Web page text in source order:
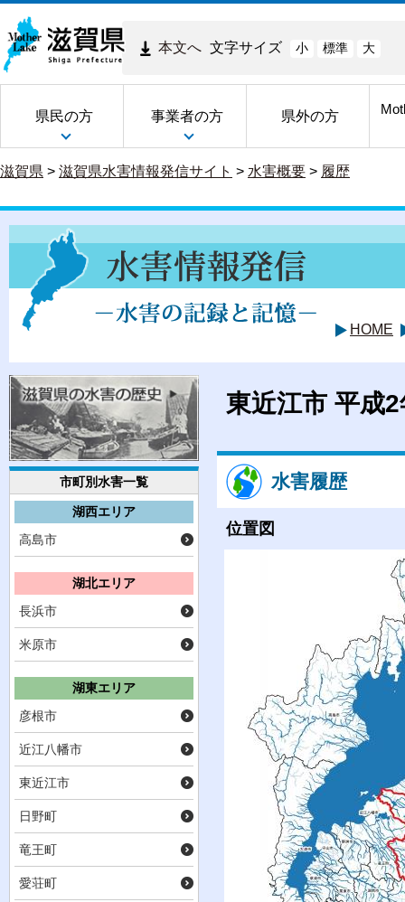
本文へ 文字サイズ 小 標準 大
県民の方 事業者の方 県外の方
滋賀県 > 滋賀県水害情報発信サイト > 水害概要 > 履歴
HOME
市町別水害一覧
湖西エリア
高島市
湖北エリア
長浜市
米原市
湖東エリア
彦根市
近江八幡市
東近江市
日野町
竜王町
愛荘町
東近江市 平成
水害履歴
位置図